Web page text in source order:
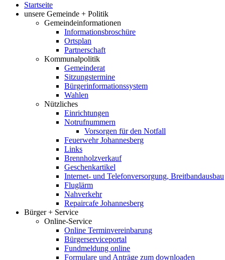
Startseite
unsere Gemeinde + Politik
Gemeindeinformationen
Informationsbroschüre
Ortsplan
Partnerschaft
Kommunalpolitik
Gemeinderat
Sitzungstermine
Bürgerinformationssystem
Wahlen
Nützliches
Einrichtungen
Notrufnummern
Vorsorgen für den Notfall
Feuerwehr Johannesberg
Links
Brennholzverkauf
Geschenkartikel
Internet- und Telefonversorgung, Breitbandausbau
Fluglärm
Nahverkehr
Repaircafe Johannesberg
Bürger + Service
Online-Service
Online Terminvereinbarung
Bürgerserviceportal
Fundmeldung online
Formulare und Anträge zum downloaden